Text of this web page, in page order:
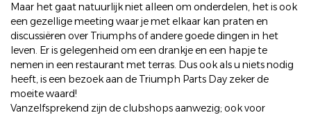
Maar het gaat natuurlijk niet alleen om onderdelen, het is ook
een gezellige meeting waar je met elkaar kan praten en
discussiëren over Triumphs of andere goede dingen in het
leven. Er is gelegenheid om een drankje en een hapje te
nemen in een restaurant met terras. Dus ook als u niets nodig
heeft, is een bezoek aan de Triumph Parts Day zeker de
moeite waard!
Vanzelfsprekend zijn de clubshops aanwezig; ook voor